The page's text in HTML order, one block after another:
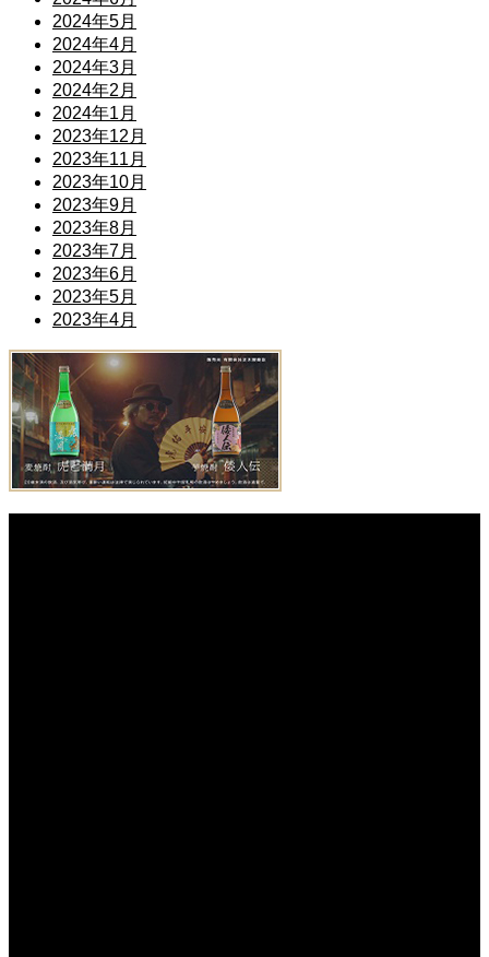
2024年5月
2024年4月
2024年3月
2024年2月
2024年1月
2023年12月
2023年11月
2023年10月
2023年9月
2023年8月
2023年7月
2023年6月
2023年5月
2023年4月